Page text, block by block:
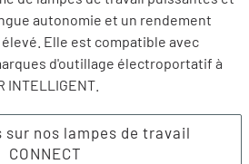
autonomie et un rendement
Elle est compatible avec
d'outillage électroportatif à
INTELLIGENT.
sur nos lampes de travail
CONNECT